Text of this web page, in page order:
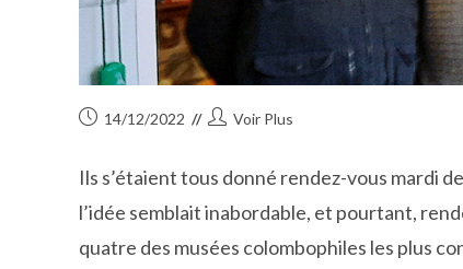
Publication
14/12/2022
Auteur/autrice
publication :
Voir Plus
Ils s’étaient tous donné rendez-vous mardi
l’idée semblait inabordable, et pourtant,
quatre des musées colombophiles les plus